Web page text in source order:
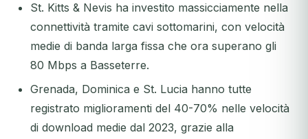
St. Kitts & Nevis ha investito massicciamente nella
connettività tramite cavi sottomarini, con velocità
medie di banda larga fissa che ora superano gli
80 Mbps a Basseterre.
Grenada, Dominica e St. Lucia hanno tutte
registrato miglioramenti del 40-70% nelle velocità
di download medie dal 2023, grazie alla